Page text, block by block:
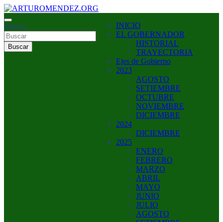
Saltar
al
contenido
ARTUROMENDEZ.ORG
ARTURO MENDEZ GOBERNADOR 2023
Buscar
Buscar
INICIO
EL GOBERNADOR
HISTORIAL
TRAYECTORIA
Ejes de Gobierno
2023
AGOSTO
SETIEMBRE
OCTUBRE
NOVIEMBRE
DICIEMBRE
2024
DICIEMBRE
2025
ENERO
FEBRERO
MARZO
ABRIL
MAYO
JUNIO
JULIO
AGOSTO